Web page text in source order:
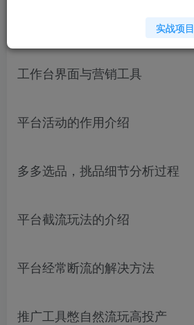
工作台界面与营销工具
平台活动的作用介绍
多多选品，挑品细节分析过程
平台截流玩法的介绍
平台经常断流的解决方法
推广工具憋自然流玩高投产
实战项目